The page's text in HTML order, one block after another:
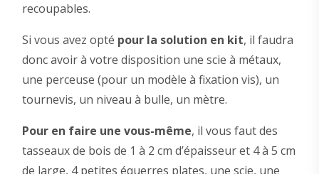
recoupables.
Si vous avez opté pour la solution en kit, il faudra
donc avoir à votre disposition une scie à métaux,
une perceuse (pour un modèle à fixation vis), un
tournevis, un niveau à bulle, un mètre.
Pour en faire une vous-même, il vous faut des
tasseaux de bois de 1 à 2 cm d’épaisseur et 4 à 5 cm
de large, 4 petites équerres plates, une scie, une